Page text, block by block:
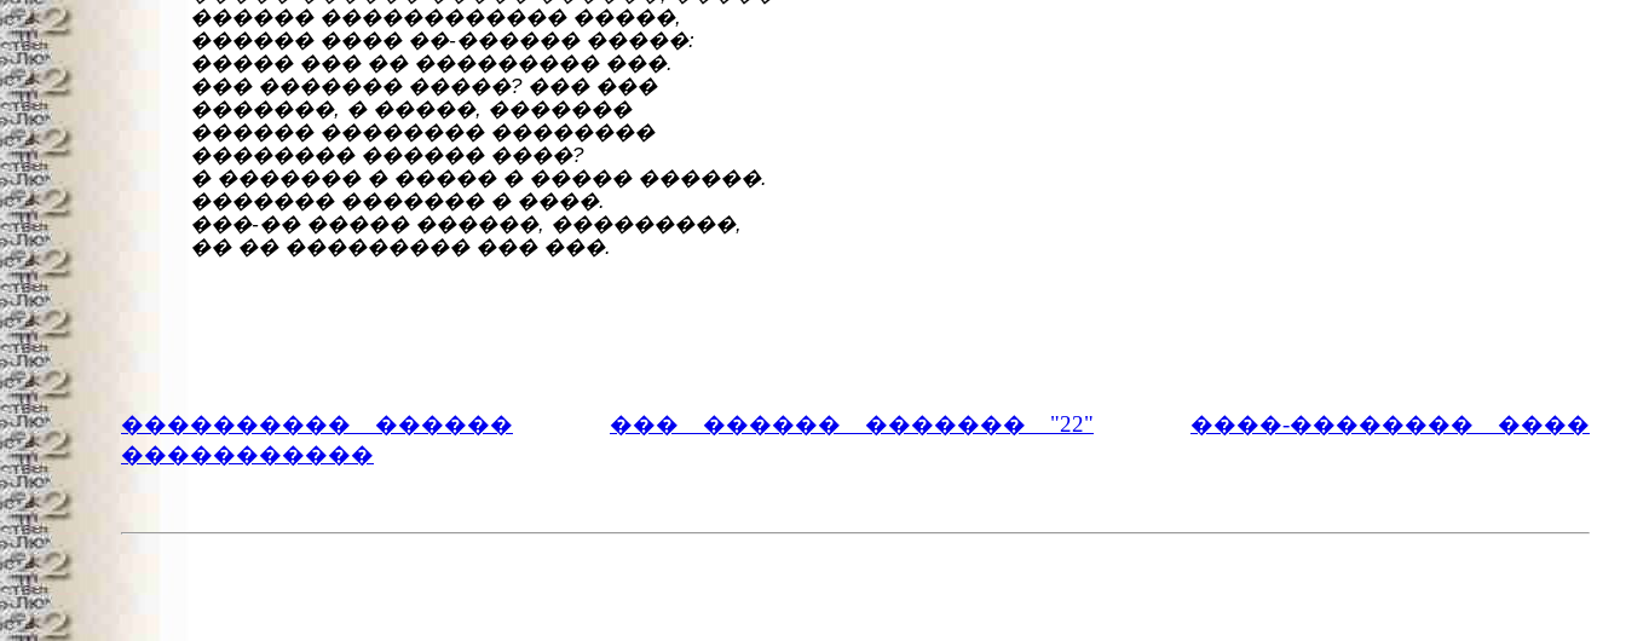
������ ������������ �����,
������ ���� ��-������ �����:
����� ��� �� ��������� ���.
��� ������� �����? ��� ���
�������, � �����, �������
������ �������� ��������
�������� ������ ����?
� ������� � ����� � ����� ������.
������� ������� � ����.
���-�� ����� ������, ���������,
�� �� ��������� ��� ���.
���������� ������ ��� ������ ������� "22"
����-�������� ����
�����������